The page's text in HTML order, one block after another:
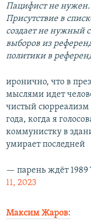
Пацифист не нужен.
Присутствие в
создает не нужный
выборов из
политики в
иронично, что в
мыслями идет
чистый сюрреализм
года, когда я
коммунистку в
умирает последней
— парень ждёт 1989
11, 2023
Максим Жаров: